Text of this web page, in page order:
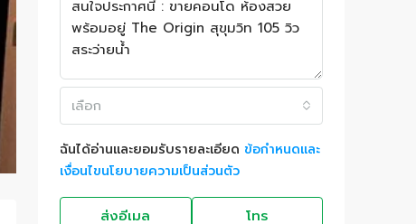
เลือก
ฉันได้อ่านและยอมรับรายละเอียด ข้อกำหนดและ
เงื่อนไขนโยบายความเป็นส่วนตัว
ส่งอีเมล โทร